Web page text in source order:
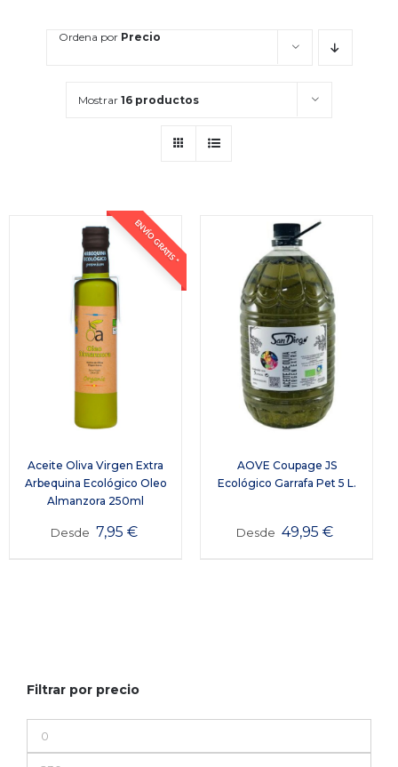
Ordena por Precio
Mostrar 16 productos
ENVÍO GRATIS *
Aceite Oliva Virgen Extra
Arbequina Ecológico Oleo
Almanzora 250ml
Desde 7,95 €
AOVE Coupage JS
Ecológico Garrafa Pet 5 L.
Desde 49,95€
Filtrar por precio
mínimo